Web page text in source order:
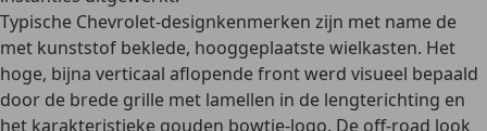
Typische Chevrolet-designkenmerken zijn met name de
met kunststof beklede, hooggeplaatste wielkasten. Het
hoge, bijna verticaal aflopende front werd visueel bepaald
door de brede grille met lamellen in de lengterichting en
het karakteristieke gouden bowtie-logo. De off-road look